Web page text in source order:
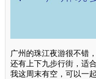
广州的珠江夜游很不错
还有上下九步行街，适
我这周末有空，可以一